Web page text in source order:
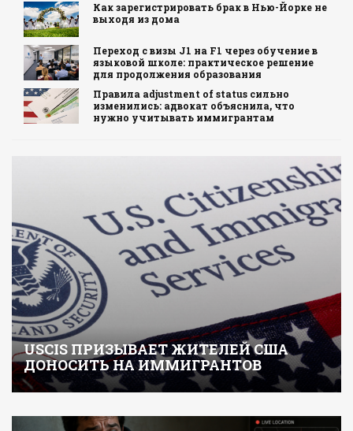
Как зарегистрировать брак в Нью-Йорке не
выходя из дома
Переход с визы J1 на F1 через обучение в
языковой школе: практическое решение
для продолжения образования
Правила adjustment of status сильно
изменились: адвокат объяснила, что
нужно учитывать иммигрантам
USCIS ПРИЗЫВАЕТ ЖИТЕЛЕЙ США
ДОНОСИТЬ НА ИММИГРАНТОВ